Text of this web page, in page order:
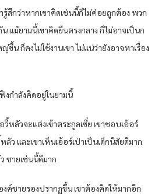
รู้สึกว่าหากเขาคิดเช่นนี้ก็ไม่ค่อยถูกต้อง พวก
แม้ยามนี้เขาคิดยืนตรงกลาง ก็ไม่อาจเป็นก
ขึ้น ก็คงไม่ใช้งานเขา ไม่แน่ว่ายังอาจหาเรื่อง
งกำลังคิดอยู่ในยามนี้
วี้หลัวจะแต่งเข้าตระกูลเซี่ย เขาชอบเอ้อร์
ว และเขาเห็นเอ้อร์เป่าเป็นเด็กนิสัยดีมาก
ชายเช่นนี้ดีมาก
งค์ชายรองปรากฏขึ้น เขาต้องคิดให้มากอีก